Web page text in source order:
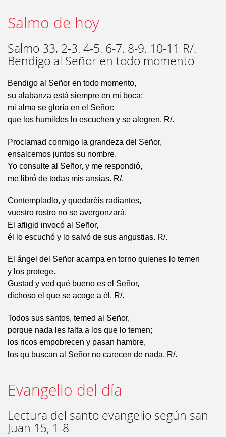
Salmo de hoy
Salmo 33, 2-3. 4-5. 6-7. 8-9. 10-11 R/.
Bendigo al Señor en todo momento
Bendigo al Señor en todo momento,
su alabanza está siempre en mi boca;
mi alma se gloría en el Señor:
que los humildes lo escuchen y se alegren. R/.
Proclamad conmigo la grandeza del Señor,
ensalcemos juntos su nombre.
Yo consulte al Señor, y me respondió,
me libró de todas mis ansias. R/.
Contempladlo, y quedaréis radiantes,
vuestro rostro no se avergonzará.
El afligid invocó al Señor,
él lo escuchó y lo salvó de sus angustias. R/.
El ángel del Señor acampa en torno quienes lo temen
y los protege.
Gustad y ved qué bueno es el Señor,
dichoso el que se acoge a él. R/.
Todos sus santos, temed al Señor,
porque nada les falta a los que lo temen;
los ricos empobrecen y pasan hambre,
los qu buscan al Señor no carecen de nada. R/.
Evangelio del día
Lectura del santo evangelio según san
Juan 15, 1-8